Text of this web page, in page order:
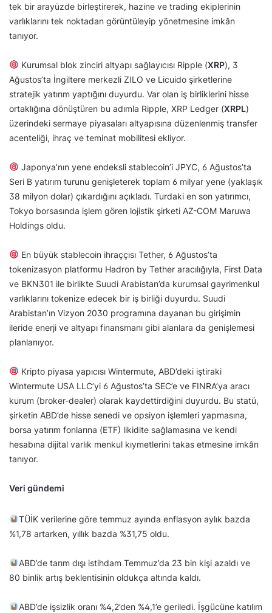
tek bir arayüzde birleştirerek, hazine ve trading ekiplerinin
varlıklarını tek noktadan görüntüleyip yönetmesine imkân
tanıyor.
Kurumsal blok zinciri altyapı sağlayıcısı Ripple (XRP), 3
Ağustos’ta İngiltere merkezli ZILO ve Licuido şirketlerine
stratejik yatırım yaptığını duyurdu. Var olan iş birliklerini hisse
ortaklığına dönüştüren bu adımla Ripple, XRP Ledger (XRPL)
üzerindeki sermaye piyasaları altyapısına düzenlenmiş transfer
acenteliği, ihraç ve teminat mobilitesi ekliyor.
Japonya’nın yene endeksli stablecoin’i JPYC, 6 Ağustos’ta
Seri B yatırım turunu genişleterek toplam 6 milyar yene (yaklaşık
38 milyon dolar) çıkardığını açıkladı. Turdaki en son yatırımcı,
Tokyo borsasında işlem gören lojistik şirketi AZ-COM Maruwa
Holdings oldu.
En büyük stablecoin ihraççısı Tether, 6 Ağustos’ta
tokenizasyon platformu Hadron by Tether aracılığıyla, First Data
ve BKN301 ile birlikte Suudi Arabistan’da kurumsal gayrimenkul
varlıklarını tokenize edecek bir iş birliği duyurdu. Suudi
Arabistan’ın Vizyon 2030 programına dayanan bu girişimin
ileride enerji ve altyapı finansmanı gibi alanlara da genişlemesi
planlanıyor.
Kripto piyasa yapıcısı Wintermute, ABD’deki iştiraki
Wintermute USA LLC’yi 6 Ağustos’ta SEC’e ve FINRA’ya aracı
kurum (broker-dealer) olarak kaydettirdiğini duyurdu. Bu statü,
şirketin ABD’de hisse senedi ve opsiyon işlemleri yapmasına,
borsa yatırım fonlarına (ETF) likidite sağlamasına ve kendi
hesabına dijital varlık menkul kıymetlerini takas etmesine imkân
tanıyor.
Veri gündemi
TÜİK verilerine göre temmuz ayında enflasyon aylık bazda
%1,78 artarken, yıllık bazda %31,75 oldu.
ABD’de tarım dışı istihdam Temmuz’da 23 bin kişi azaldı ve
80 binlik artış beklentisinin oldukça altında kaldı.
ABD’de işsizlik oranı %4,2’den %4,1’e geriledi. İşgücüne katılım